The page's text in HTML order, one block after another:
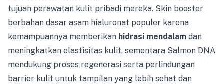
tujuan perawatan kulit pribadi mereka. Skin booster
berbahan dasar asam hialuronat populer karena
kemampuannya memberikan hidrasi mendalam dan
meningkatkan elastisitas kulit, sementara Salmon DNA
mendukung proses regenerasi serta perlindungan
barrier kulit untuk tampilan yang lebih sehat dan